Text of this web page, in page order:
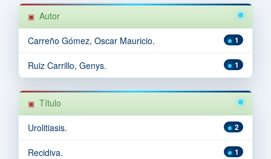
Autor
1
Carreño Gómez, Oscar Mauricio.
1
Ruiz Carrillo, Genys.
Título
2
Urolitiasis.
1
Recidiva.